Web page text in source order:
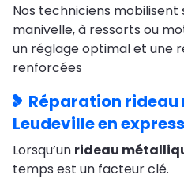
Nos techniciens mobilisent
manivelle, à ressorts ou
un réglage optimal et une
renforcées
Réparation
Leudeville en express
Lorsqu’un rideau
temps est un facteur clé.